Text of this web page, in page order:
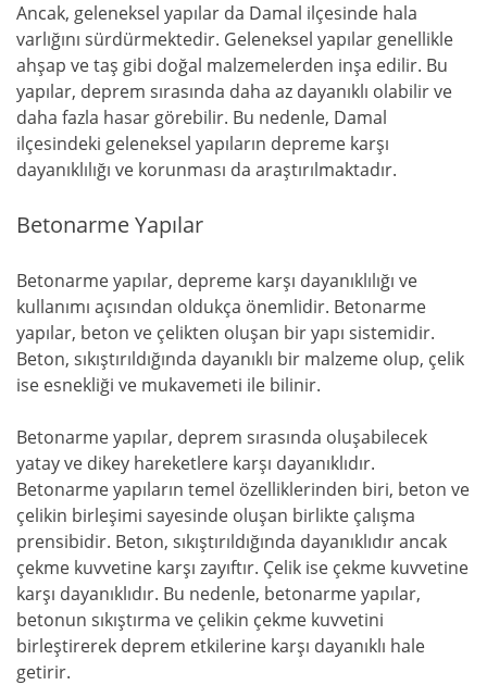
Ancak, geleneksel yapılar da Damal ilçesinde hala
varlığını sürdürmektedir. Geleneksel yapılar genellikle
ahşap ve taş gibi doğal malzemelerden inşa edilir. Bu
yapılar, deprem sırasında daha az dayanıklı olabilir ve
daha fazla hasar görebilir. Bu nedenle, Damal
ilçesindeki geleneksel yapıların depreme karşı
dayanıklılığı ve korunması da araştırılmaktadır.
Betonarme Yapılar
Betonarme yapılar, depreme karşı dayanıklılığı ve
kullanımı açısından oldukça önemlidir. Betonarme
yapılar, beton ve çelikten oluşan bir yapı sistemidir.
Beton, sıkıştırıldığında dayanıklı bir malzeme olup, çelik
ise esnekliği ve mukavemeti ile bilinir.
Betonarme yapılar, deprem sırasında oluşabilecek
yatay ve dikey hareketlere karşı dayanıklıdır.
Betonarme yapıların temel özelliklerinden biri, beton ve
çelikin birleşimi sayesinde oluşan birlikte çalışma
prensibidir. Beton, sıkıştırıldığında dayanıklıdır ancak
çekme kuvvetine karşı zayıftır. Çelik ise çekme kuvvetine
karşı dayanıklıdır. Bu nedenle, betonarme yapılar,
betonun sıkıştırma ve çelikin çekme kuvvetini
birleştirerek deprem etkilerine karşı dayanıklı hale
getirir.